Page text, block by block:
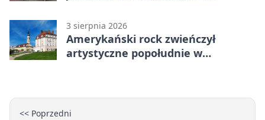
3 sierpnia 2026
Amerykański rock zwieńczył
artystyczne popołudnie w
<< Poprzedni